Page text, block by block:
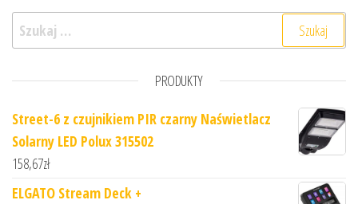
Szukaj:
PRODUKTY
Street-6 z czujnikiem PIR czarny Naświetlacz
Solarny LED Polux 315502
158,67zł
ELGATO Stream Deck +